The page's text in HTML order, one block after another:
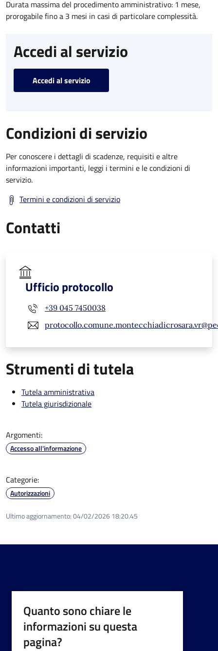
Durata massima del procedimento amministrativo: 1 mese,
prorogabile fino a 3 mesi in casi di particolare complessità.
Accedi al servizio
Accedi al servizio
Condizioni di servizio
Per conoscere i dettagli di scadenze, requisiti e altre
informazioni importanti, leggi i termini e le condizioni di
servizio.
Termini e condizioni di servizio
Contatti
Ufficio protocollo
+39 045 7450038
Strumenti di tutela
Tutela amministrativa
Tutela giurisdizionale
Argomenti:
Accesso all'informazione
Categorie:
Autorizzazioni
Ultimo aggiornamento:04/02/2026 18:20.45
Quanto sono chiare le
informazioni su questa
pagina?